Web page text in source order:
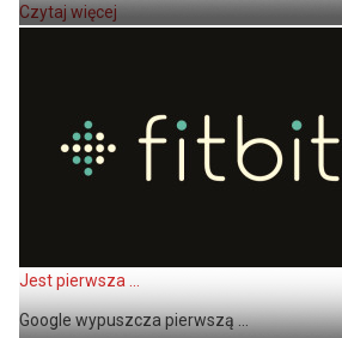
Czytaj więcej
Jest pierwsza ...
Google wypuszcza pierwszą ...